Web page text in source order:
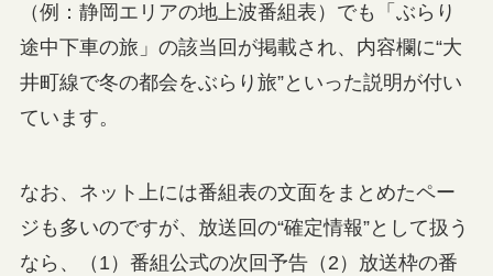
（例：静岡エリアの地上波番組表）でも「ぶらり
途中下車の旅」の該当回が掲載され、内容欄に“大
井町線で冬の都会をぶらり旅”といった説明が付い
ています。
なお、ネット上には番組表の文面をまとめたペー
ジも多いのですが、放送回の“確定情報”として扱う
なら、（1）番組公式の次回予告（2）放送枠の番